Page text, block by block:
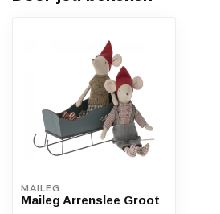
MAILEG
Maileg Arrenslee Groot